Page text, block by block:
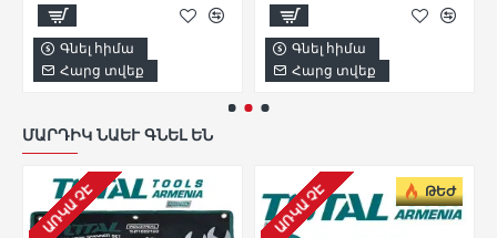
Գնել հիմա
Հարց տվեք
Գնել հիմա
Հարց տվեք
ՄԱՐԴԻԿ ՆԱԵՒ ԳՆԵԼ ԵՆ
ԱՌԿԱ ՉԷ ԹԵԺ
ԱՌԿԱ ՉԷ